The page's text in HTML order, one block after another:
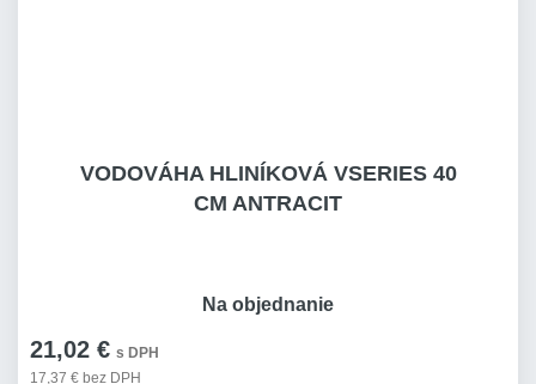
VODOVÁHA HLINÍKOVÁ VSERIES 40
CM ANTRACIT
21,02 € s DPH
17,37 € bez DPH
Na objednanie